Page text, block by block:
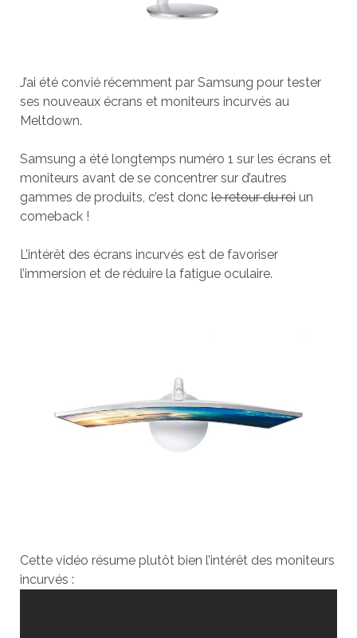
J’ai été convié récemment par Samsung pour tester
ses nouveaux écrans et moniteurs incurvés au
Meltdown.
Samsung a été longtemps numéro 1 sur les écrans et
moniteurs avant de se concentrer sur d’autres
gammes de produits, c’est doncle retour du roiun
comeback !
L’intérêt des écrans incurvés est de favoriser
l’immersion et de réduire la fatigue oculaire.
Cette vidéo résume plutôt bien l’intérêt des moniteurs
incurvés :